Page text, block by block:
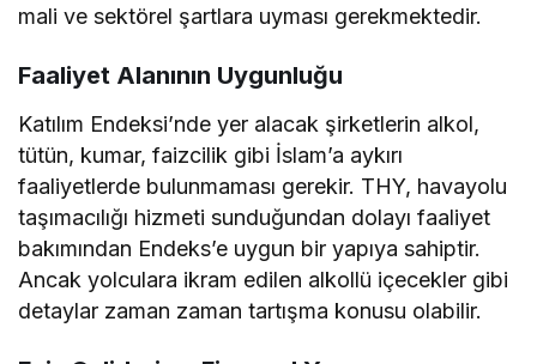
mali ve sektörel şartlara uyması gerekmektedir.
Faaliyet Alanının Uygunluğu
Katılım Endeksi’nde yer alacak şirketlerin alkol,
tütün, kumar, faizcilik gibi İslam’a aykırı
faaliyetlerde bulunmaması gerekir. THY, havayolu
taşımacılığı hizmeti sunduğundan dolayı faaliyet
bakımından Endeks’e uygun bir yapıya sahiptir.
Ancak yolculara ikram edilen alkollü içecekler gibi
detaylar zaman zaman tartışma konusu olabilir.